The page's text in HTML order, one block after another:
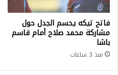
فاتح تيكه يحسم الجدل حول
مشاركة محمد صلاح أمام قاسم
باشا
منذ 3 ساعات